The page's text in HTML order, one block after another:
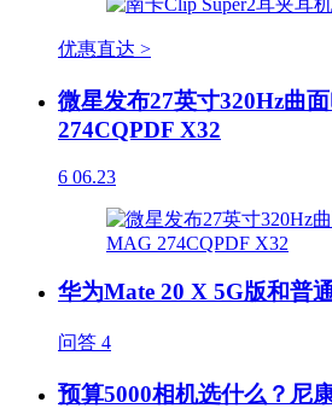
优惠直达 >
微星发布27英寸320Hz曲
274CQPDF X32
6 06.23
华为Mate 20 X 5G版和普
问答 4
预算5000相机选什么？尼